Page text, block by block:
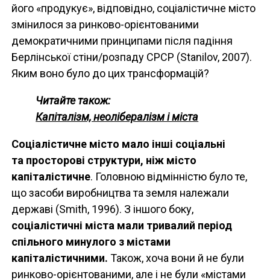
його «продукує», відповідно, соціалістичне місто
змінилося за ринково-орієнтованими
демократичними принципами після падіння
Берлінської стіни/розпаду СРСР (Stanilov, 2007).
Яким воно було до цих трансформацій?
Читайте також:
Капіталізм, неолібералізм і міста
Соціалістичне місто мало інші соціальні
та просторові структури, ніж місто
капіталістичне. Головною відмінністю було те,
що засоби виробництва та земля належали
державі (Smith, 1996). З іншого боку,
соціалістичні міста мали тривалий період
спільного минулого з містами
капіталістичними. Також, хоча вони й не були
ринково-орієнтованими, але і не були «містами